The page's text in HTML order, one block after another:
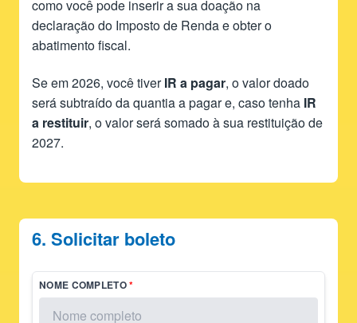
como você pode inserir a sua doação na
declaração do Imposto de Renda e obter o
abatimento fiscal.
Se em 2026, você tiverIR a pagar, o valor doado
será subtraído da quantia a pagar e, caso tenha IR
a restituir, o valor será somado à sua restituição de
2027.
6. Solicitar boleto
NOME COMPLETO